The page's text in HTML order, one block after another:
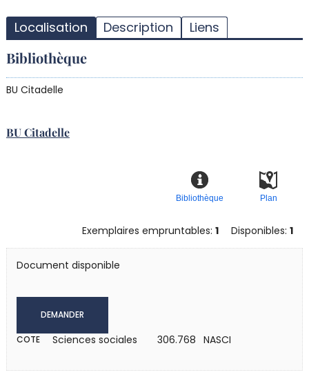
Localisation Description Liens
Bibliothèque
BU Citadelle
BU Citadelle
Plan
Bibliothèque
Exemplaires empruntables:1 Disponibles:1
Document disponible
DEMANDER
COTE Sciences sociales 306.768 NASCI